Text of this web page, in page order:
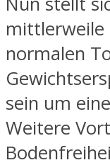
mittlerweile
normalen
sein um
Weitere